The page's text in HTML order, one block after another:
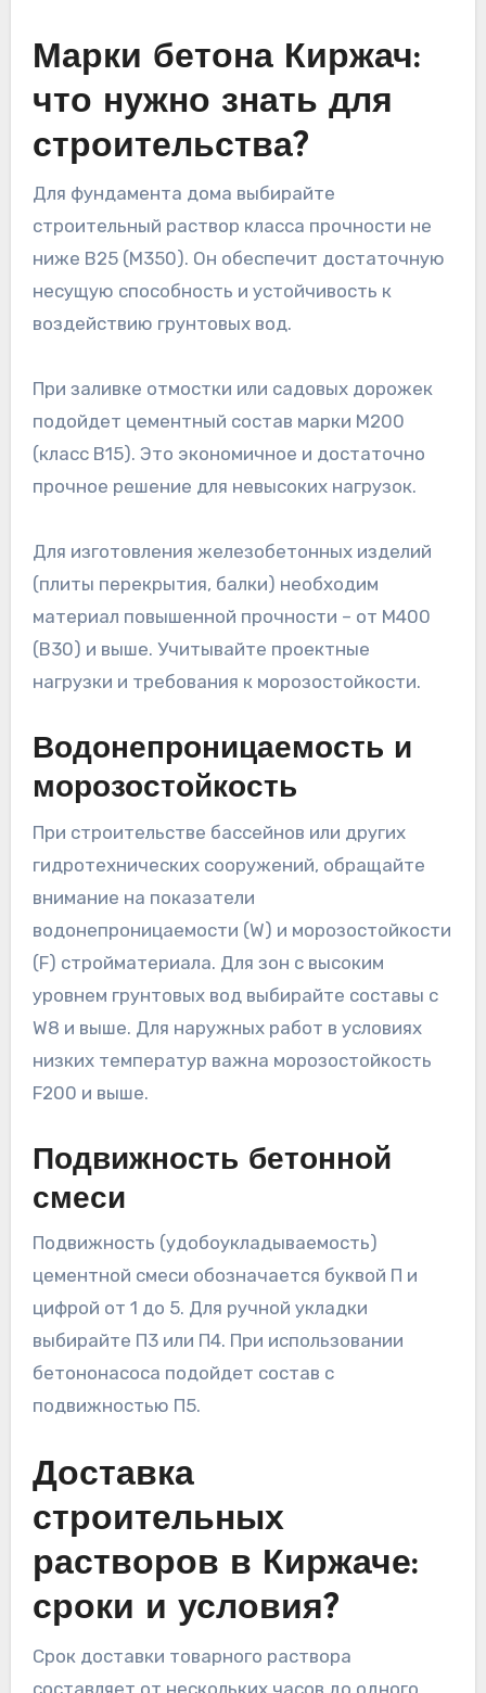
Марки бетона Киржач:
что нужно знать для
строительства?
Для фундамента дома выбирайте
строительный раствор класса прочности не
ниже B25 (М350). Он обеспечит достаточную
несущую способность и устойчивость к
воздействию грунтовых вод.
При заливке отмостки или садовых дорожек
подойдет цементный состав марки М200
(класс В15). Это экономичное и достаточно
прочное решение для невысоких нагрузок.
Для изготовления железобетонных изделий
(плиты перекрытия, балки) необходим
материал повышенной прочности – от М400
(В30) и выше. Учитывайте проектные
нагрузки и требования к морозостойкости.
Водонепроницаемость и
морозостойкость
При строительстве бассейнов или других
гидротехнических сооружений, обращайте
внимание на показатели
водонепроницаемости (W) и морозостойкости
(F) стройматериала. Для зон с высоким
уровнем грунтовых вод выбирайте составы с
W8 и выше. Для наружных работ в условиях
низких температур важна морозостойкость
F200 и выше.
Подвижность бетонной
смеси
Подвижность (удобоукладываемость)
цементной смеси обозначается буквой П и
цифрой от 1 до 5. Для ручной укладки
выбирайте П3 или П4. При использовании
бетононасоса подойдет состав с
подвижностью П5.
Доставка
строительных
растворов в Киржаче:
сроки и условия?
Срок доставки товарного раствора
составляет от нескольких часов до одного